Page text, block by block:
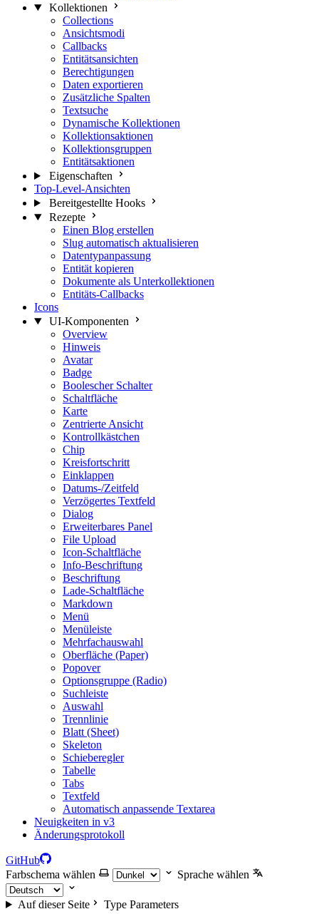
Kollektionen
Collections
Ansichtsmodi
Callbacks
Entitätsansichten
Berechtigungen
Daten exportieren
Zusätzliche Spalten
Textsuche
Dynamische Kollektionen
Kollektionsaktionen
Kollektionsgruppen
Entitätsaktionen
Eigenschaften
Top-Level-Ansichten
Bereitgestellte Hooks
Rezepte
Einen Blog erstellen
Slug automatisch aktualisieren
Datentypanpassung
Entität kopieren
Dokumente als Unterkollektionen
Entitäts-Callbacks
Icons
UI-Komponenten
Overview
Hinweis
Avatar
Badge
Boolescher Schalter
Schaltfläche
Karte
Zentrierte Ansicht
Kontrollkästchen
Chip
Kreisfortschritt
Einklappen
Datums-/Zeitfeld
Verzögertes Textfeld
Dialog
Erweiterbares Panel
File Upload
Icon-Schaltfläche
Info-Beschriftung
Beschriftung
Lade-Schaltfläche
Markdown
Menü
Menüleiste
Mehrfachauswahl
Oberfläche (Paper)
Popover
Optionsgruppe (Radio)
Suchleiste
Auswahl
Trennlinie
Blatt (Sheet)
Skeleton
Schieberegler
Tabelle
Tabs
Textfeld
Automatisch anpassende Textarea
Neuigkeiten in v3
Änderungsprotokoll
GitHub
Farbschema wählen
Sprache wählen
Auf dieser Seite Type Parameters